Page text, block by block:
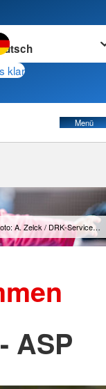
wechseln zu
klar
Menü
A. Zelck / DRK-Service…
ASP